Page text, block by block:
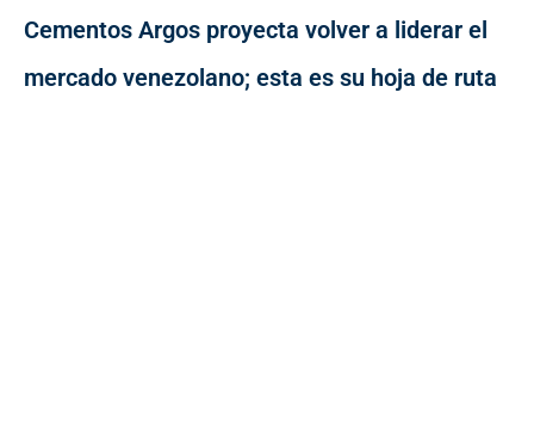
Cementos Argos proyecta volver a liderar el
mercado venezolano; esta es su hoja de ruta